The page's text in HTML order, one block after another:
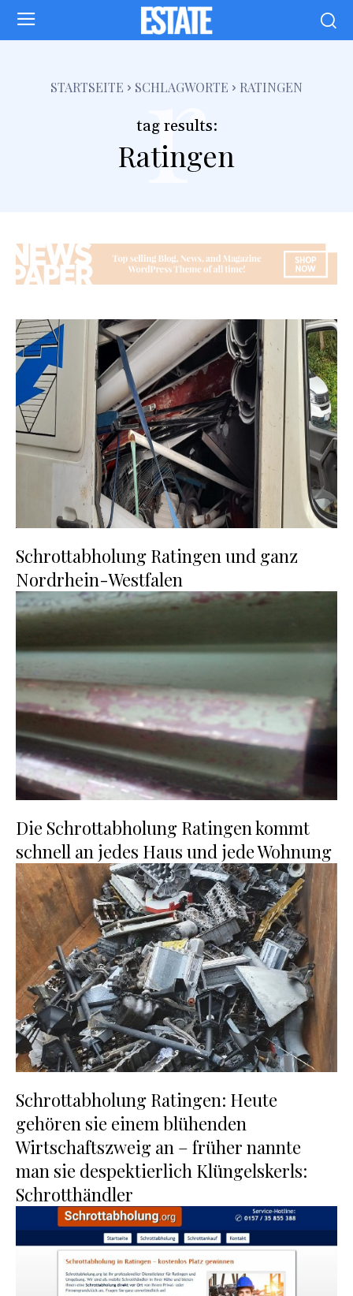
STARTSEITE SCHLAGWORTE RATINGEN
tag results:
Ratingen
r
Schrottabholung Ratingen und ganz
Nordrhein-Westfalen
Die Schrottabholung Ratingen kommt
schnell an jedes Haus und jede Wohnung
Schrottabholung Ratingen: Heute
gehören sie einem blühenden
Wirtschaftszweig an – früher nannte
man sie despektierlich Klüngelskerls:
Schrotthändler